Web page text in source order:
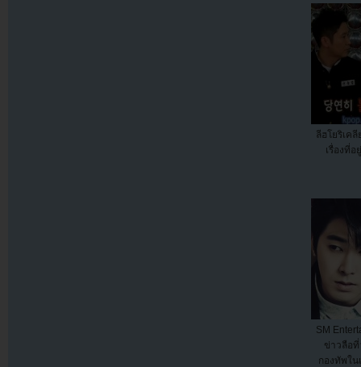
ลีฮโยริเค
เรื่องที่อ
SM
ข่าวลือที่
กองทัพใ